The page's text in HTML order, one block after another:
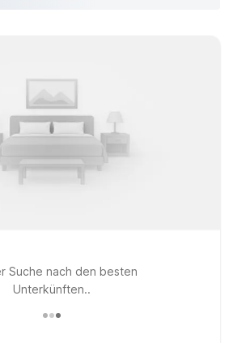
Suche nach den besten
Unterkünften..